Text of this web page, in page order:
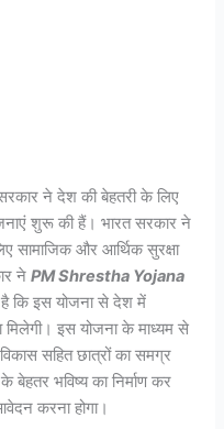
ने देश की बेहतरी के लिए
शुरू की हैं। भारत सरकार ने
सामाजिक और आर्थिक सुरक्षा
नेPM Shrestha Yojana
कि इस योजना से देश में
मिलेगी। इस योजना के माध्यम से
सहित छात्रों का समग्र
बेहतर भविष्य का निर्माण कर
करना होगा।